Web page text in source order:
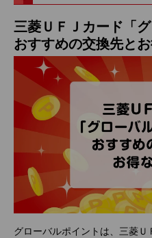
三菱ＵＦＪカード「
おすすめの交換先と
グローバルポイントは、三菱